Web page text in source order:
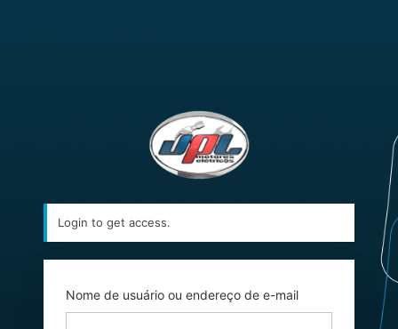
Login to get access.
Nome de usuário ou endereço de e-mail